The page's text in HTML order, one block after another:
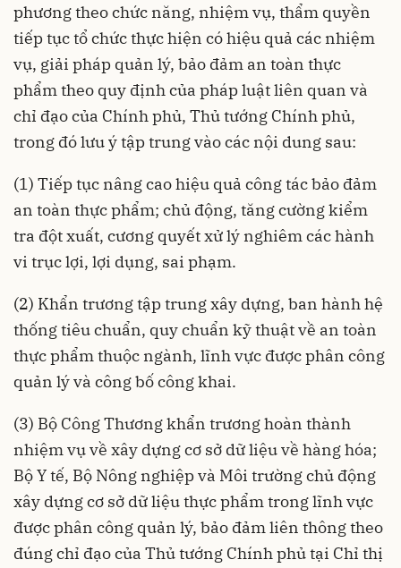
phương theo chức năng, nhiệm vụ, thẩm quyền
tiếp tục tổ chức thực hiện có hiệu quả các nhiệm
vụ, giải pháp quản lý, bảo đảm an toàn thực
phẩm theo quy định của pháp luật liên quan và
chỉ đạo của Chính phủ, Thủ tướng Chính phủ,
trong đó lưu ý tập trung vào các nội dung sau:
(1) Tiếp tục nâng cao hiệu quả công tác bảo đảm
an toàn thực phẩm; chủ động, tăng cường kiểm
tra đột xuất, cương quyết xử lý nghiêm các hành
vi trục lợi, lợi dụng, sai phạm.
(2) Khẩn trương tập trung xây dựng, ban hành hệ
thống tiêu chuẩn, quy chuẩn kỹ thuật về an toàn
thực phẩm thuộc ngành, lĩnh vực được phân công
quản lý và công bố công khai.
(3) Bộ Công Thương khẩn trương hoàn thành
nhiệm vụ về xây dựng cơ sở dữ liệu về hàng hóa;
Bộ Y tế, Bộ Nông nghiệp và Môi trường chủ động
xây dựng cơ sở dữ liệu thực phẩm trong lĩnh vực
được phân công quản lý, bảo đảm liên thông theo
đúng chỉ đạo của Thủ tướng Chính phủ tại Chỉ thị